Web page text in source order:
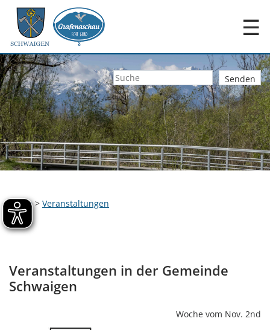
☰
Home> Veranstaltungen
Veranstaltungen in der Gemeinde
Schwaigen
Woche vom Nov. 2nd